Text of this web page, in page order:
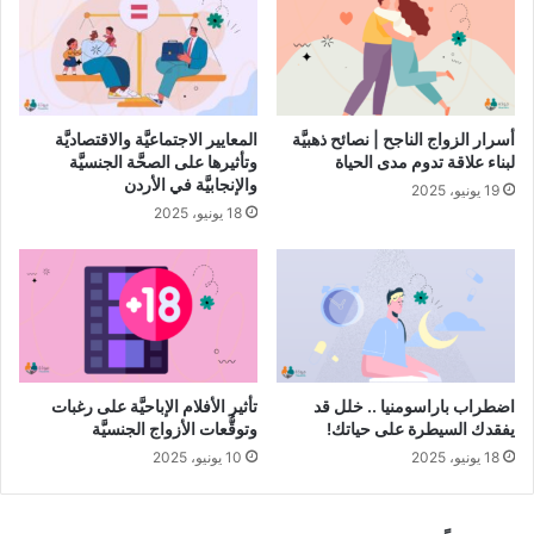
ذوي الإعاقة من خلال تزويدهم بالمعرفة والمعلومات لممارسة
الجنس الآمن والممتع، وإمكانيَّة الزواج والوقاية من الأمراض المنقولة
جنسيًّا، وتنظيم النسل، وحماية أنفسهم من الأزواج المسيئين، ويمكن
للتثقيف الجنسي أيضًا أن يمكّن الأفراد من الاستمتاع والتواصل مع
الآخرين على مستوى أعمق.
مقالات ذات صلة
ماذا تفعل اذا كانت زوجتك تعاني من التشنُّج
المهبلي؟
22 ديسمبر، 2022
الأشخاص ذوو الإعاقة غير قادرين على
الإنجاب وتربية الأطفال
أسرار الزواج الناجح | نصائح ذهبيَّة
لبناء علاقة تدوم مدى الحياة
19 يونيو، 2025
المعايير الاجتماعيَّة والاقتصاديَّة
وتأثيرها على الصحَّة الجنسيَّة
والإنجابيَّة في الأردن
18 يونيو، 2025
اضطراب باراسومنيا .. خلل قد
يفقدك السيطرة على حياتك!
18 يونيو، 2025
تأثير الأفلام الإباحيَّة على رغبات
وتوقُّعات الأزواج الجنسيَّة
10 يونيو، 2025